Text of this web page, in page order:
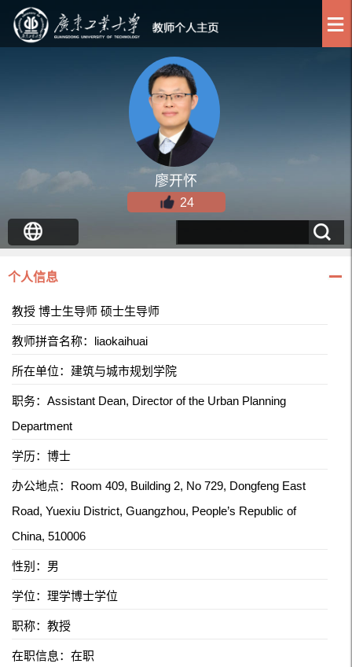
廖开怀
24
个人信息
教授 博士生导师 硕士生导师
教师拼音名称：liaokaihuai
所在单位：建筑与城市规划学院
职务：Assistant Dean, Director of the Urban Planning
Department
学历：博士
办公地点：Room 409, Building 2, No 729, Dongfeng East
Road, Yuexiu District, Guangzhou, People’s Republic of
China, 510006
性别：男
学位：理学博士学位
职称：教授
在职信息：在职